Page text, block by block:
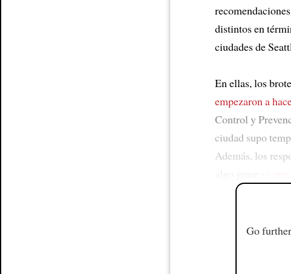
distintos en
ciudades de
En ellas, los
empezaron a
Control y
ciudad supo
Además, los
Go